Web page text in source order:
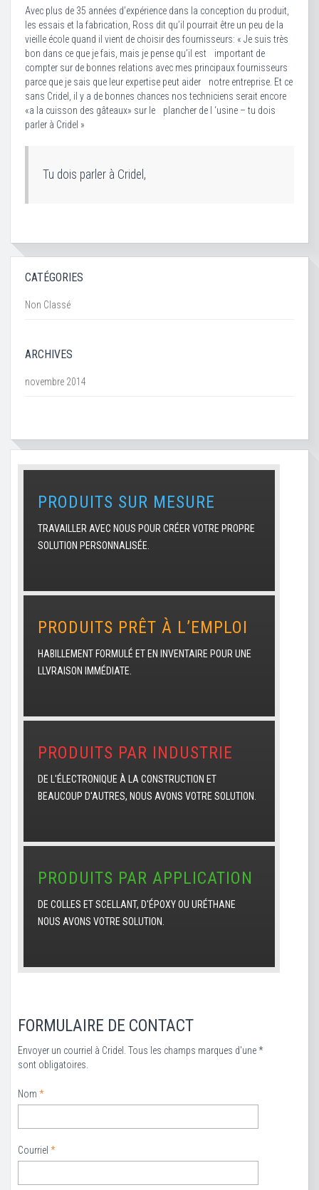
Avec plus de 35 années d’expérience dans la conception du produit,
les essais et la fabrication, Ross dit qu’il pourrait être un peu de la
vieille école quand il vient de choisir des fournisseurs: « Je suis très
bon dans ce que je fais, mais je pense qu’il est important de
compter sur de bonnes relations avec mes principaux fournisseurs
parce que je sais que leur expertise peut aider notre entreprise. Et ce
sans Cridel, il y a de bonnes chances nos techniciens serait encore
«a la cuisson des gâteaux» sur Ie plancher de I ‘usine – tu dois
parler à Cridel »
Tu dois parler à Cridel,
CATÉGORIES
Non Classé
ARCHIVES
novembre 2014
PRODUITS SUR MESURE
TRAVAILLER AVEC NOUS POUR CRÉER VOTRE PROPRE
SOLUTION PERSONNALISÉE.
PRODUITS PRÊT À L’EMPLOI
HABILLEMENT FORMULÉ ET EN INVENTAIRE POUR UNE
LLVRAISON IMMÉDIATE.
PRODUITS PAR INDUSTRIE
DE L'ÉLECTRONIQUE À LA CONSTRUCTION ET
BEAUCOUP D'AUTRES, NOUS AVONS VOTRE SOLUTION.
PRODUITS PAR APPLICATION
DE COLLES ET SCELLANT, D'ÉPOXY OU URÉTHANE
NOUS AVONS VOTRE SOLUTION.
FORMULAIRE DE CONTACT
Envoyer un courriel à Cridel. Tous les champs marques d'une *
sont obligatoires.
Nom *
Courriel *